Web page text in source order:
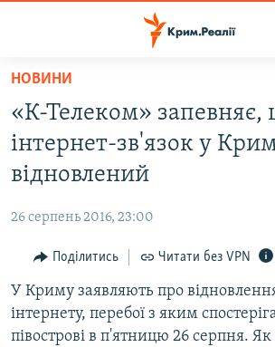
Перейти
основного
матеріалу
Перейти
до
основної
навігації
Перейти
пошуку
ВІДЕО ТА ФОТО
БЛОГИ
ПОГЛЯД
ІНТЕРВ'Ю
ВСЕ ЗА ДЕНЬ
НОВИНИ
«К-Телеком» запевняє,
інтернет-зв'язок у
відновлений
26 серпень 2016, 23:00
Поділитись Читати без VPN
У Криму заявляють про
інтернету, перебої з яким
півострові в п'ятницю 26 серпня.